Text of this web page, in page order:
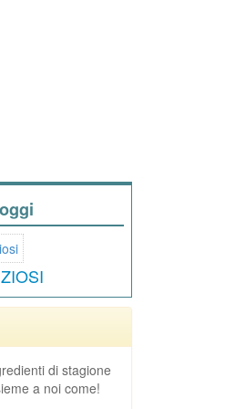
di stagione
a noi come!